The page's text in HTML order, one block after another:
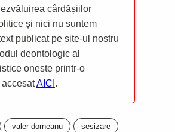
cârdășiilor
și nici nu suntem
publicat pe site-ul nostru
deontologic al
oneste printr-o
accesatAICI .
valer dorneanu sesizare